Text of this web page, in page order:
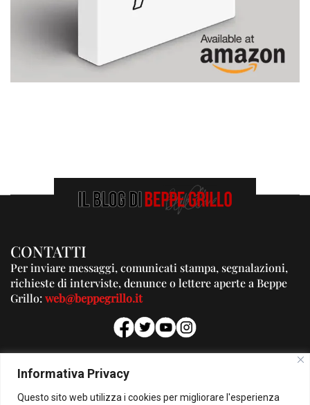
Informativa Privacy
Questo sito web utilizza i cookies per migliorare l'esperienza
CONTATTI
Per inviare messaggi, comunicati stampa, segnalazioni,
richieste di interviste, denunce o lettere aperte a Beppe
Grillo:web@beppegrillo.it
PUBBLICITA'
Per la tua pubblicità su questo Blog:
pubblicita@beppegrillo.it